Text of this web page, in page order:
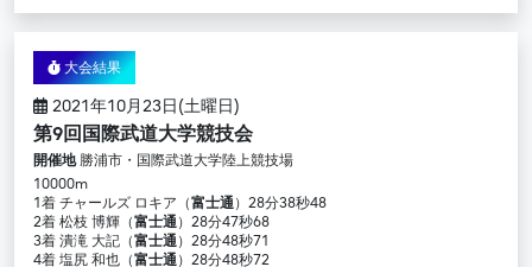
大会結果
2021年10月23日(土曜日)
第9回国際武道大学競技会
開催地勝浦市・国際武道大学陸上競技場
10000m
1着 チャールズ ロキア（富士通）28分38秒48
2着 松枝 博輝（富士通）28分47秒68
3着 潰滝 大記（富士通）28分48秒71
4着 塩尻 和也（富士通）28分48秒72